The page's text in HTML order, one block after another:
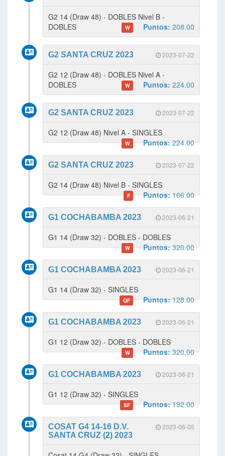
G2 14 (Draw 48) - DOBLES Nivel B -
DOBLES
W Puntos: 208.00
2023-07-22
G2 SANTA CRUZ 2023
G2 12 (Draw 48) - DOBLES Nivel A -
DOBLES
W Puntos: 224.00
2023-07-22
G2 SANTA CRUZ 2023
G2 12 (Draw 48) Nivel A - SINGLES
W Puntos:224.00
2023-07-22
G2 SANTA CRUZ 2023
G2 14 (Draw 48) Nivel B - SINGLES
F Puntos:166.00
2023-06-21
G1 COCHABAMBA 2023
G1 14 (Draw 32) - DOBLES - DOBLES
W Puntos:320.00
2023-06-21
G1 COCHABAMBA 2023
G1 14 (Draw 32) - SINGLES
QF Puntos:128.00
2023-06-21
G1 COCHABAMBA 2023
G1 12 (Draw 32) - DOBLES - DOBLES
W Puntos:320.00
2023-06-21
G1 COCHABAMBA 2023
G1 12 (Draw 32) - SINGLES
SF Puntos:192.00
2023-06-05
COSAT G4 14-16 D.V.
SANTA CRUZ (2) 2023